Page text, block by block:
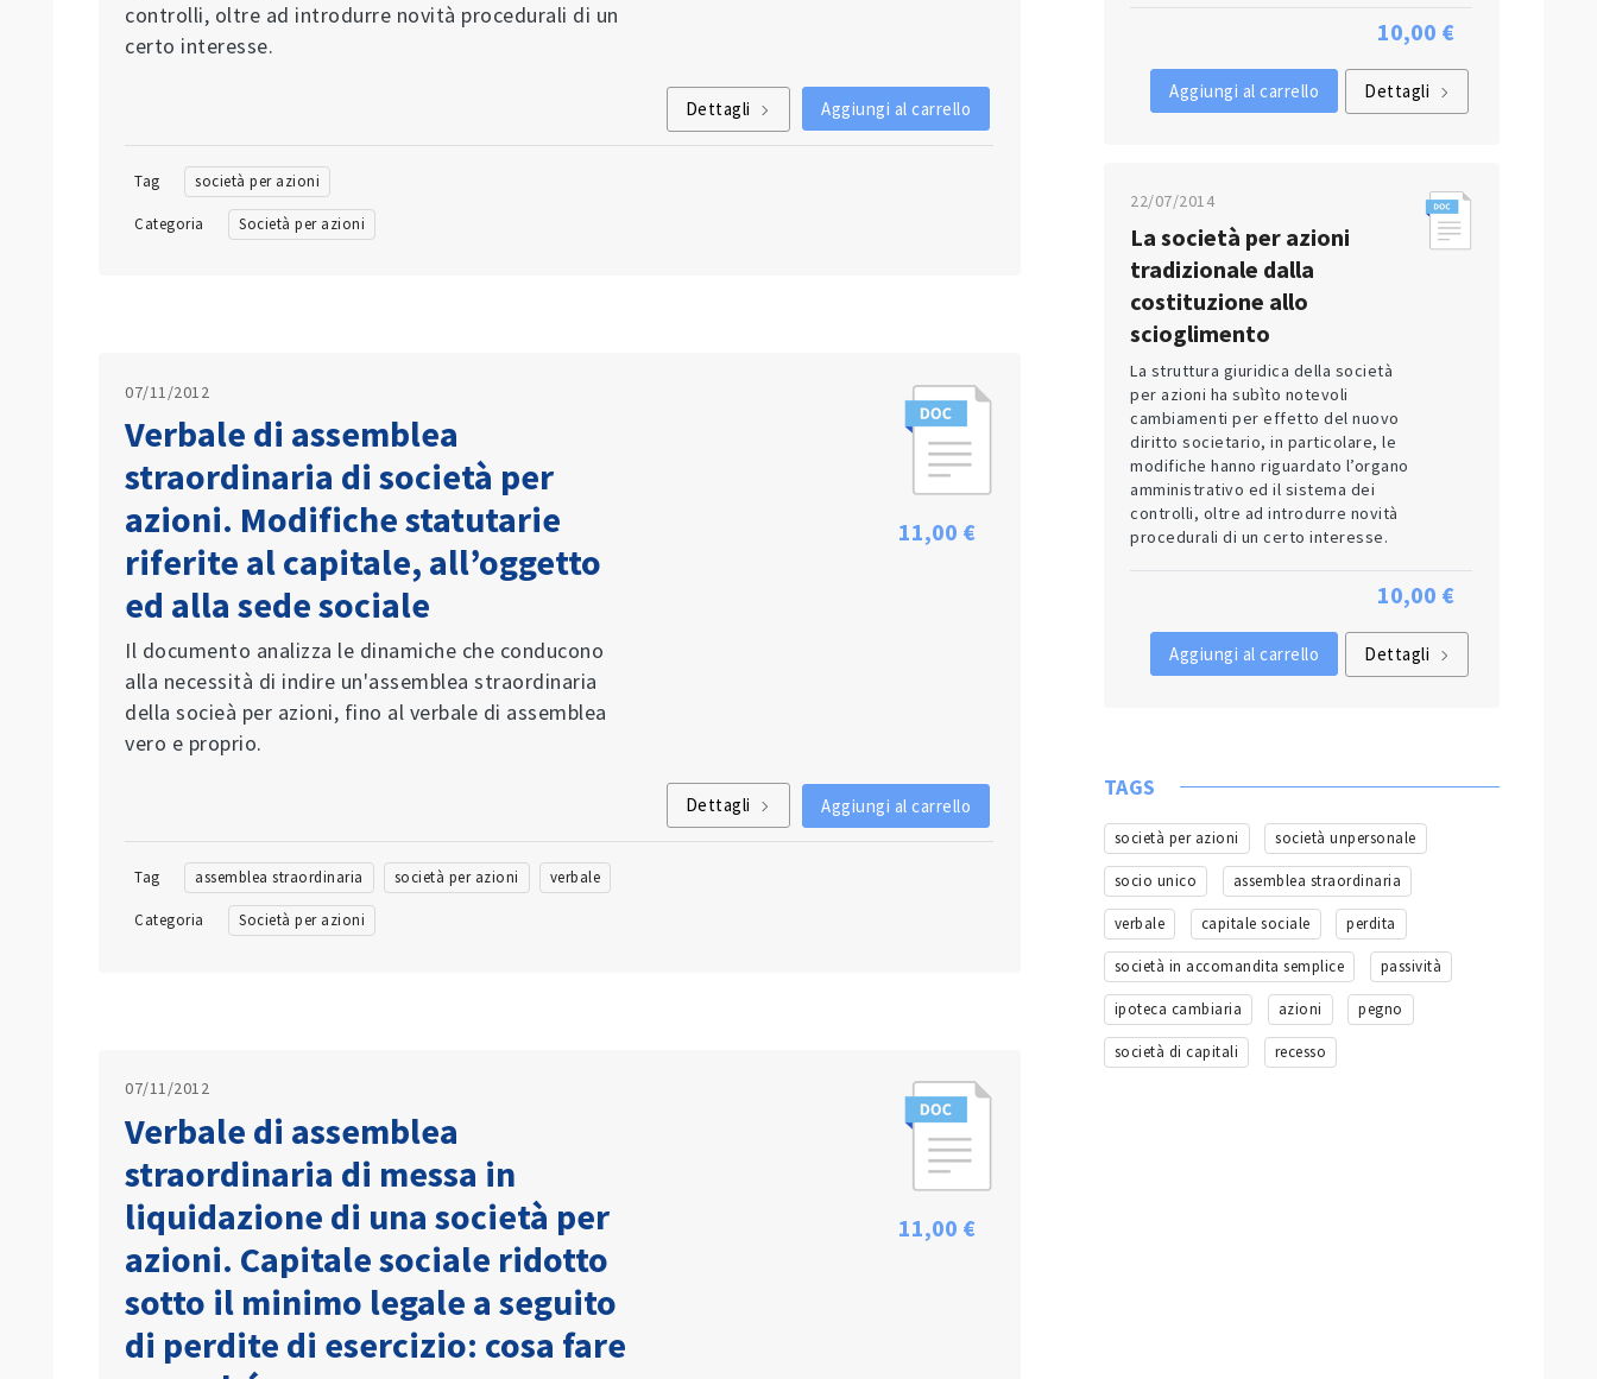
controlli, oltre ad introdurre novità procedurali di un
certo interesse.
Dettagli Aggiungi al carrello
Tag società per azioni
Categoria Società per azioni
07/11/2012
Verbale di assemblea
straordinaria di società per
azioni. Modifiche statutarie
riferite al capitale, all’oggetto
ed alla sede sociale
Il documento analizza le dinamiche che conducono
alla necessità di indire un'assemblea straordinaria
della socieà per azioni, fino al verbale di assemblea
vero e proprio.
11,00 €
Dettagli Aggiungi al carrello
Tag assemblea straordinaria società per azioni verbale
Categoria Società per azioni
07/11/2012
Verbale di assemblea
straordinaria di messa in
liquidazione di una società per
azioni. Capitale sociale ridotto
sotto il minimo legale a seguito
di perdite di esercizio: cosa fare
11,00 €
10,00 €
Dettagli
Aggiungi al carrello
22/07/2014
La società per azioni
tradizionale dalla
costituzione allo
scioglimento
La struttura giuridica della società
per azioni ha subìto notevoli
cambiamenti per effetto del nuovo
diritto societario, in particolare, le
modifiche hanno riguardato l’organo
amministrativo ed il sistema dei
controlli, oltre ad introdurre novità
procedurali di un certo interesse.
10,00 €
Dettagli
Aggiungi al carrello
TAGS
società per azioni società unpersonale
socio unico assemblea straordinaria
verbale capitale sociale perdita
società in accomandita semplice passività
ipoteca cambiaria azioni pegno
società di capitali recesso